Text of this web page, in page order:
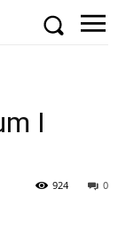
I
0
924